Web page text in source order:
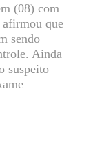
(08) com
afirmou que
sendo
Ainda
suspeito